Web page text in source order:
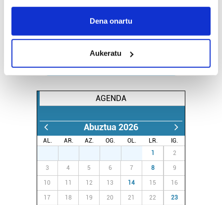
If you allow, we would also like to:
Collect information about your geographical
Identify your device by actively scanning it for
specific characteristics (fingerprinting)
and set your preferences in thedetails section.
prozesatzen ditugu, zure IP zenbakia, besteak beste,
teknologia erabiliz, cookieak adibidez, iragarki eta eduki
pertsonalizatuak eskaintzeko, iragarkiak eta edukia
neurtzeko, jendeari buruzko informazioa biltzeko eta
produktuak garatzeko. Zure datuak nork eta zertarako
erabiltzen dituen hauta dezakezu.
Dena onartu
Aukeratu
AGENDA
Abuztua 2026
AL. AR. AZ. OG. OL. LR.
IG.
1 2
3 4 5 6 7 8 9
10 11 12 13 14 15 16
17 18 19 20 21 22 23